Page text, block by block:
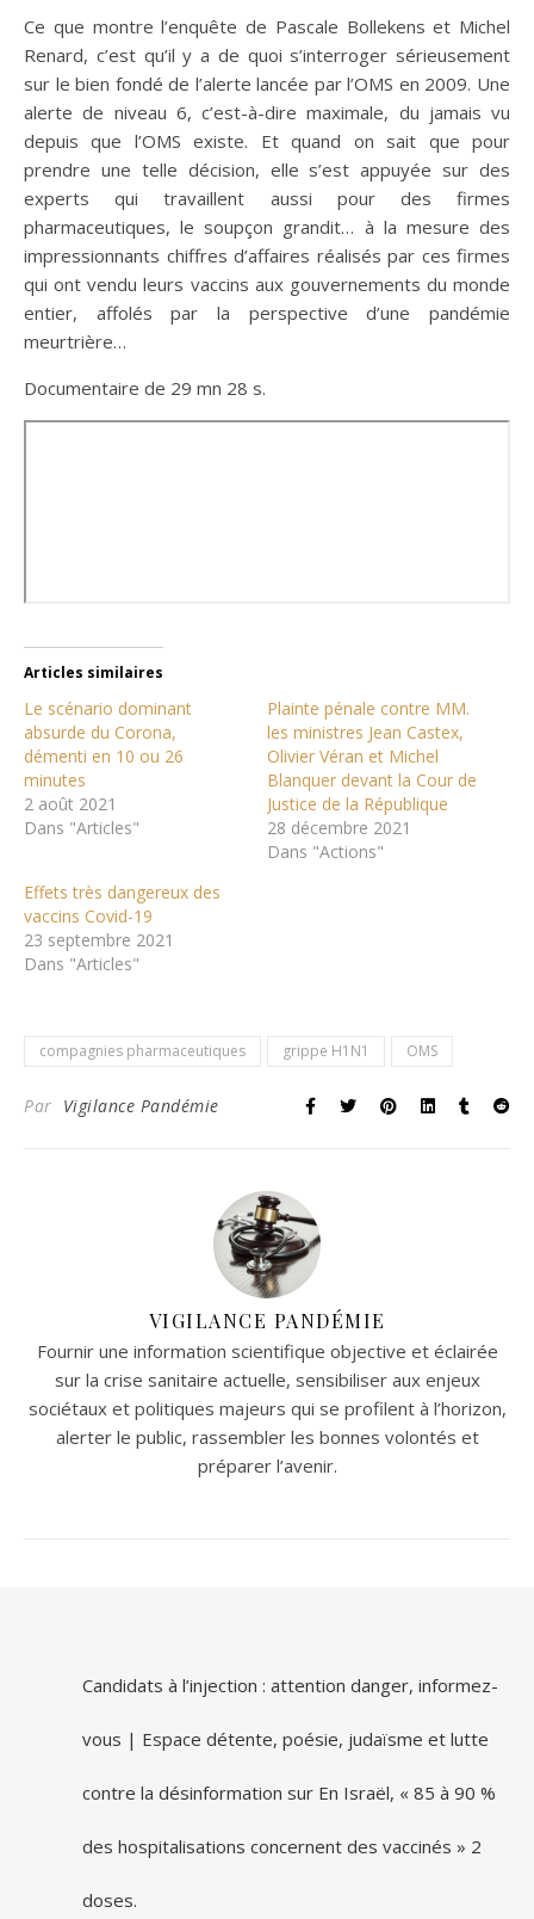
Ce que montre l’enquête de Pascale Bollekens et Michel
Renard, c’est qu’il y a de quoi s’interroger sérieusement
sur le bien fondé de l’alerte lancée par l’OMS en 2009. Une
alerte de niveau 6, c’est-à-dire maximale, du jamais vu
depuis que l’OMS existe. Et quand on sait que pour
prendre une telle décision, elle s’est appuyée sur des
experts qui travaillent aussi pour des firmes
pharmaceutiques, le soupçon grandit… à la mesure des
impressionnants chiffres d’affaires réalisés par ces firmes
qui ont vendu leurs vaccins aux gouvernements du monde
entier, affolés par la perspective d’une pandémie
meurtrière…
Documentaire de 29 mn 28 s.
Articles similaires
Le scénario dominant
absurde du Corona,
démenti en 10 ou 26
minutes
2 août 2021
Dans "Articles"
Plainte pénale contre MM.
les ministres Jean Castex,
Olivier Véran et Michel
Blanquer devant la Cour de
Justice de la République
28 décembre 2021
Dans "Actions"
Effets très dangereux des
vaccins Covid-19
23 septembre 2021
Dans "Articles"
compagnies pharmaceutiques grippe H1N1 OMS
Par Vigilance Pandémie
VIGILANCE PANDÉMIE
Fournir une information scientifique objective et éclairée
sur la crise sanitaire actuelle, sensibiliser aux enjeux
sociétaux et politiques majeurs qui se profilent à l’horizon,
alerter le public, rassembler les bonnes volontés et
préparer l’avenir.
Candidats à l’injection : attention danger, informez-
vous | Espace détente, poésie, judaïsme et lutte
contre la désinformation sur En Israël, « 85 à 90 %
des hospitalisations concernent des vaccinés » 2
doses.